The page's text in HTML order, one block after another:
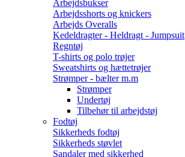
Arbejdsbukser
Arbejdsshorts og knickers
Arbejds Overalls
Kedeldragter - Heldragt - Jumpsuit
Regntøj
T-shirts og polo trøjer
Sweatshirts og hættetrøjer
Strømper - bælter m.m
Strømper
Undertøj
Tilbehør til arbejdstøj
Fodtøj
Sikkerheds fodtøj
Sikkerheds støvlet
Sandaler med sikkerhed